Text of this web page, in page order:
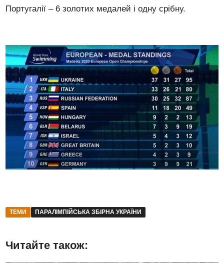
Португалії – 6 золотих медалей і одну срібну.
ТЕМИ ПАРАЛІМПІЙСЬКА ЗБІРНА УКРАЇНИ
Читайте також: